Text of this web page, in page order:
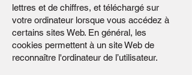
lettres et de chiffres, et téléchargé sur
votre ordinateur lorsque vous accédez à
certains sites Web. En général, les
cookies permettent à un site Web de
reconnaître l'ordinateur de l’utilisateur.